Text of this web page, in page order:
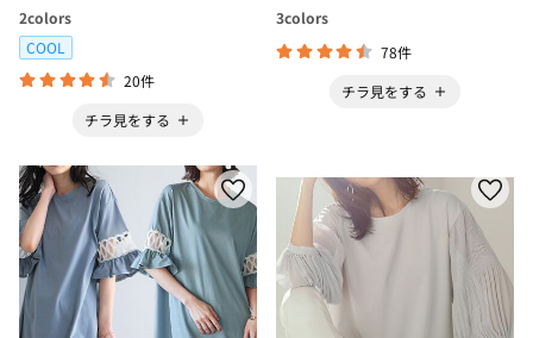
2colors
COOL
20件
チラ見をする
3colors
78件
チラ見をする